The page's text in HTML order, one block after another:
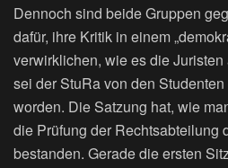
Dennoch sind beide Gruppen
dafür, ihre Kritik in einem
verwirklichen, wie es die
sei der StuRa von den
worden. Die Satzung hat, wie
die Prüfung der Rechtsabteilung
bestanden. Gerade die ersten